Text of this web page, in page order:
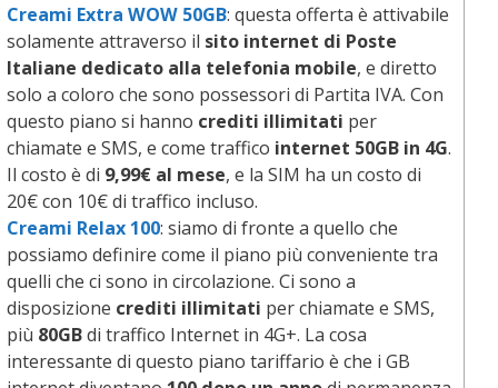
Creami Extra WOW 50GB: questa offerta è attivabile
solamente attraverso il sito internet di Poste
Italiane dedicato alla telefonia mobile, e diretto
solo a coloro che sono possessori di Partita IVA. Con
questo piano si hanno crediti illimitati per
chiamate e SMS, e come traffico internet 50GB in 4G.
Il costo è di 9,99€ al mese, e la SIM ha un costo di
20€ con 10€ di traffico incluso.
Creami Relax 100: siamo di fronte a quello che
possiamo definire come il piano più conveniente tra
quelli che ci sono in circolazione. Ci sono a
disposizione crediti illimitati per chiamate e SMS,
più 80GBdi traffico Internet in 4G+. La cosa
interessante di questo piano tariffario è che i GB